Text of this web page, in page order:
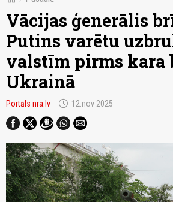
Vācijas ģenerālis
Putins varētu
valstīm pirms kara
Ukrainā
Portāls nra.lv schedule 12.nov 2025